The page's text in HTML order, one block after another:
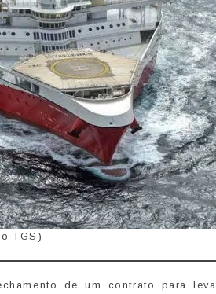
TGS)
de um contrato para